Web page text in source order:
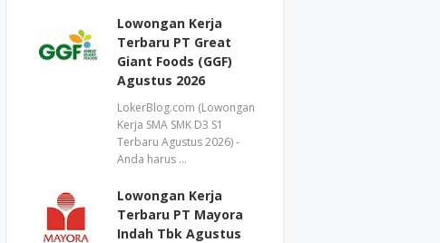
Lowongan Kerja
Terbaru PT Great
Giant Foods (GGF)
Agustus 2026
LokerBlog.com (Lowongan
Kerja SMA SMK D3 S1
Terbaru Agustus 2026) -
Anda harus …
Lowongan Kerja
Terbaru PT Mayora
Indah Tbk Agustus